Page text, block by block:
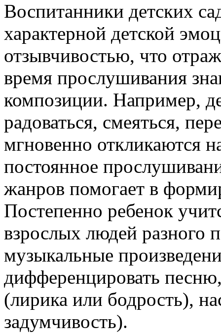
Воспитанники детских
характерной детской
отзывчивостью, что
время прослушивания
композиции. Например,
радоваться, смеяться,
мгновенно откликаются
постоянное
жанров помогает в
Постепенно ребенок
взрослых людей разного
музыкальные
дифференцировать
(лирика или бодрость),
задумчивость).